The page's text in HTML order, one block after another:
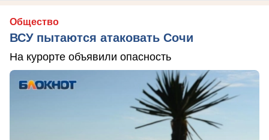
Общество
ВСУ пытаются атаковать Сочи
На курорте объявили опасность